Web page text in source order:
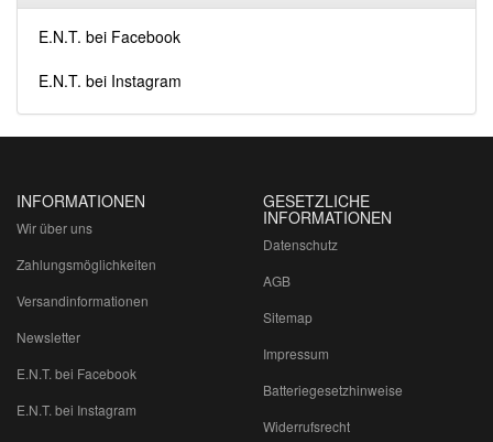
E.N.T. bei Facebook
E.N.T. bei Instagram
INFORMATIONEN
Wir über uns
Zahlungsmöglichkeiten
Versandinformationen
Newsletter
E.N.T. bei Facebook
E.N.T. bei Instagram
GESETZLICHE
INFORMATIONEN
Datenschutz
AGB
Sitemap
Impressum
Batteriegesetzhinweise
Widerrufsrecht